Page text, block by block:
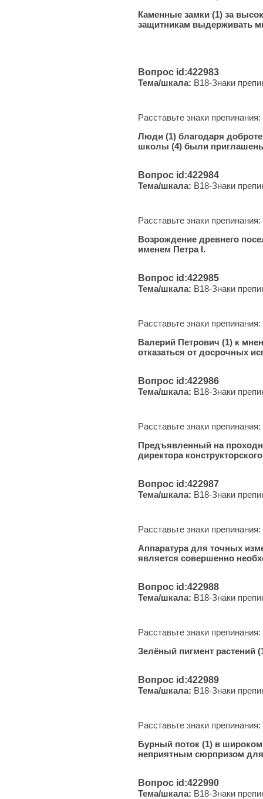
Каменные замки (1) за
защитникам выдерживать
Вопрос id:422983
Тема/шкала: B18-Знаки
Расставьте знаки
Люди (1) благодаря доброте
школы (4) были приглашены
Вопрос id:422984
Тема/шкала: B18-Знаки
Расставьте знаки
Возрождение древнего
именем Петра I.
Вопрос id:422985
Тема/шкала: B18-Знаки
Расставьте знаки
Валерий Петрович (1) к
отказаться от досрочных
Вопрос id:422986
Тема/шкала: B18-Знаки
Расставьте знаки
Предъявленный на
директора
Вопрос id:422987
Тема/шкала: B18-Знаки
Расставьте знаки
Аппаратура для точных
является совершенно
Вопрос id:422988
Тема/шкала: B18-Знаки
Расставьте знаки
Зелёный пигмент растений
Вопрос id:422989
Тема/шкала: B18-Знаки
Расставьте знаки
Бурный поток (1) в широком
неприятным сюрпризом
Вопрос id:422990
Тема/шкала: B18-Знаки